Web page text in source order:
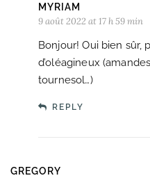
MYRIAM
9 août 2022 at 17 h 59 min
Bonjour! Oui bien sûr,
d’oléagineux
tournesol…)
REPLY
GREGORY